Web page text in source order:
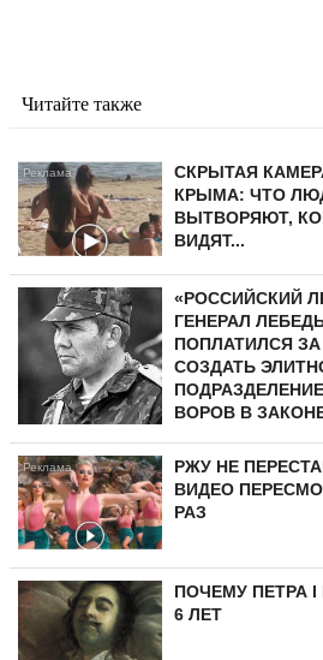
Читайте также
СКРЫТАЯ
КРЫМА: ЧТО
ВЫТВОРЯЮТ,
ВИДЯТ...
«РОССИЙСКИЙ
ГЕНЕРАЛ
ПОПЛАТИЛСЯ
СОЗДАТЬ
ВОРОВ В
РЖУ НЕ
ВИДЕО
РАЗ
ПОЧЕМУ ПЕТРА
6 ЛЕТ